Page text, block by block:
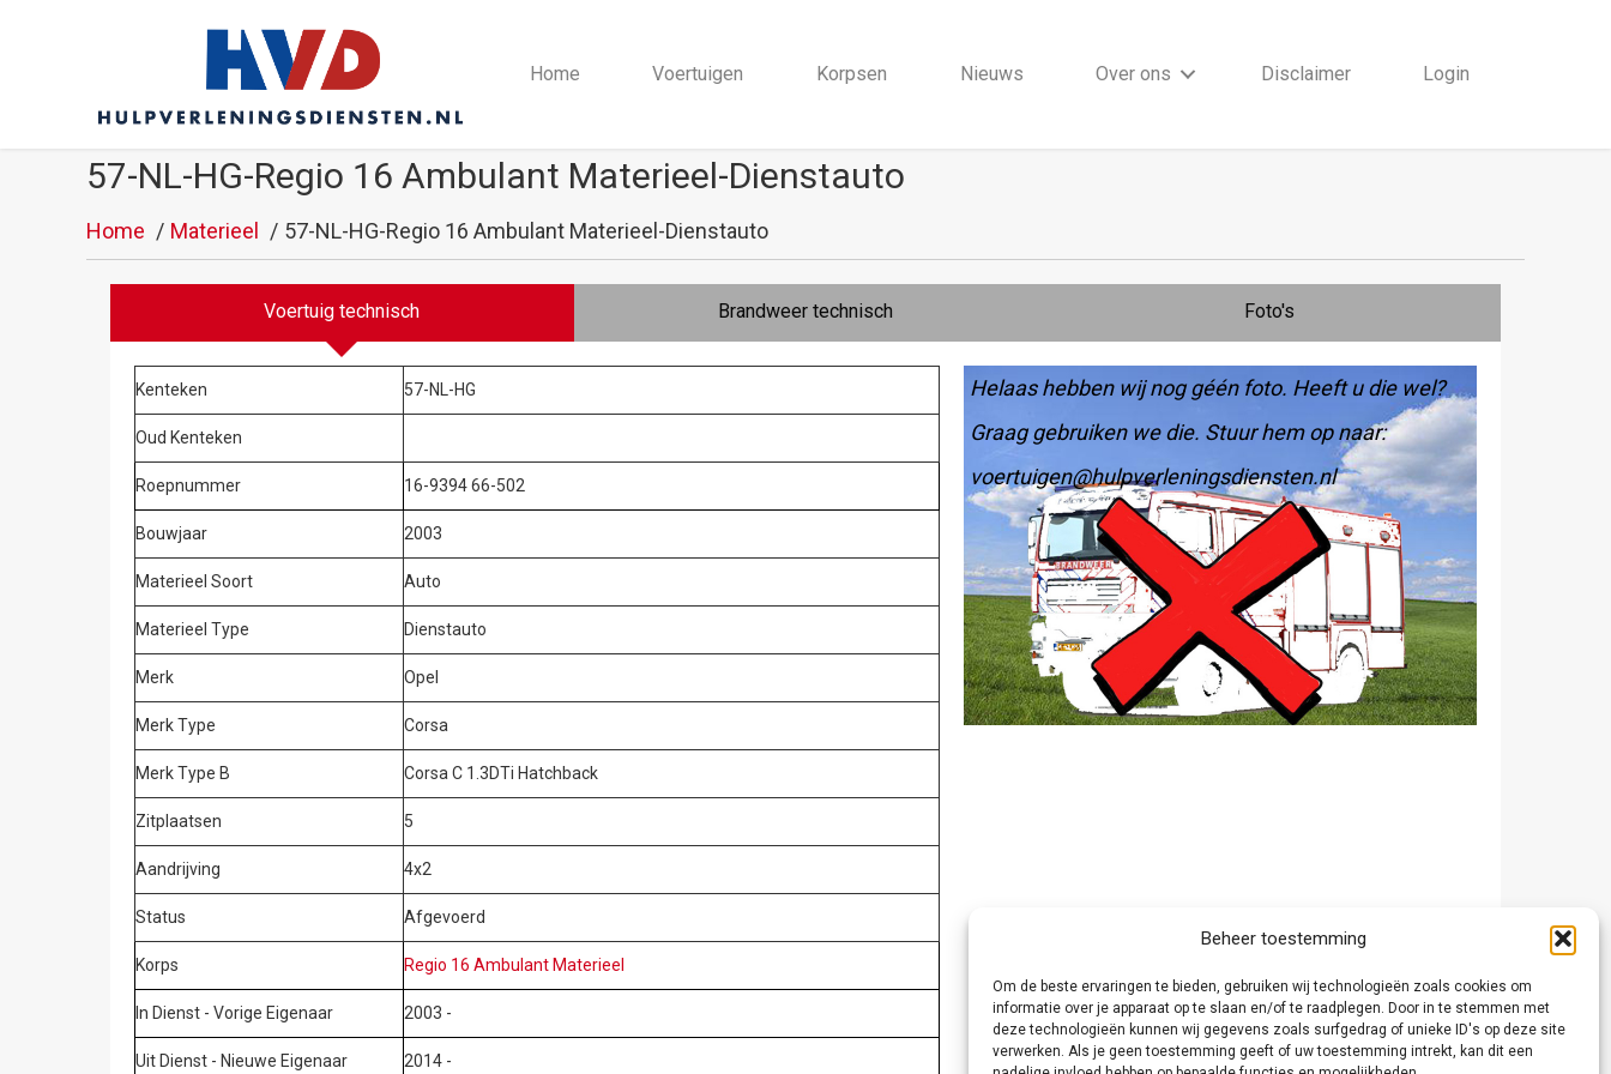
Beheer toestemming
Om de beste ervaringen te bieden, gebruiken wij technologieën zoals cookies om
informatie over je apparaat op te slaan en/of te raadplegen. Door in te stemmen met
deze technologieën kunnen wij gegevens zoals surfgedrag of unieke ID's op deze site
verwerken. Als je geen toestemming geeft of uw toestemming intrekt, kan dit een
Home Voertuigen Korpsen Nieuws Over ons Disclaimer Login
57-NL-HG-Regio 16 Ambulant Materieel-Dienstauto
Home Materieel 57-NL-HG-Regio 16 Ambulant Materieel-Dienstauto
Voertuig technisch Brandweer technisch Foto's
Kenteken 57-NL-HG
Oud Kenteken
Roepnummer 16-9394 66-502
Bouwjaar 2003
Materieel Soort Auto
Materieel Type Dienstauto
Merk Opel
Merk Type Corsa
Merk Type B Corsa C 1.3DTi Hatchback
Zitplaatsen 5
Aandrijving 4x2
Status Afgevoerd
Korps Regio 16 Ambulant Materieel
In Dienst - Vorige Eigenaar 2003 -
Uit Dienst - Nieuwe Eigenaar 2014 -
Helaas hebben wij nog géén foto. Heeft u die wel?
Graag gebruiken we die. Stuur hem op naar:
voertuigen@hulpverleningsdiensten.nl